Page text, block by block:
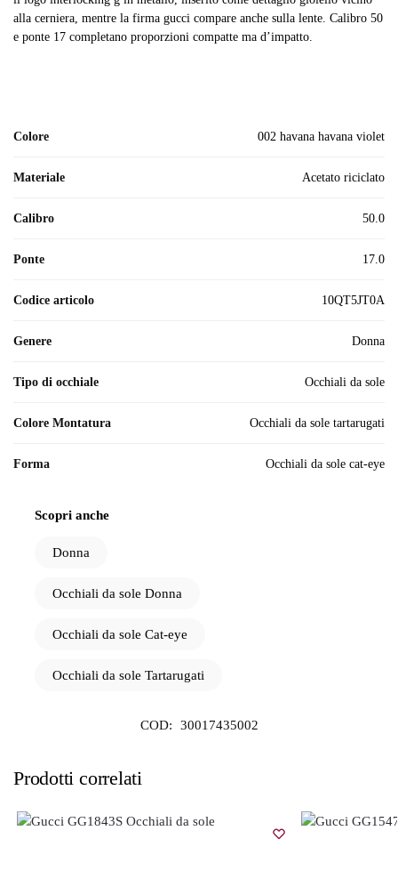
alla cerniera, mentre la firma gucci compare anche sulla lente. Calibro 50
e ponte 17 completano proporzioni compatte ma d’impatto.
Colore 002 havana havana violet
Materiale acetato riciclato
Calibro 50.0
Ponte 17.0
Codice articolo 10QT5JT0A
Genere donna
Tipo di occhiale Occhiali da sole
Colore Montatura Occhiali da sole tartarugati
Forma Occhiali da sole cat-eye
Scopri anche
Donna
Occhiali da sole Donna
Occhiali da sole Cat-eye
Occhiali da sole Tartarugati
COD: 30017435002
Prodotti correlati